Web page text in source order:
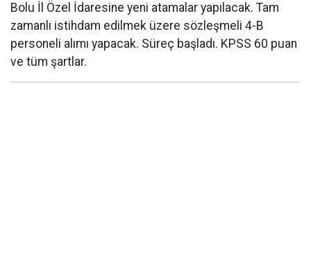
Bolu İl Özel İdaresine yeni atamalar yapılacak. Tam
zamanlı istihdam edilmek üzere sözleşmeli 4-B
personeli alımı yapacak. Süreç başladı. KPSS 60 puan
ve tüm şartlar.